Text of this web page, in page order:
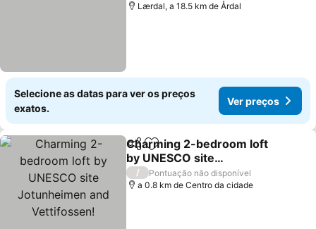
Lærdal, a 18.5 km de Årdal
Selecione as datas para ver os preços
exatos.
Ver preços
PartilharAdicionar aos favoritos
Charming 2-bedroom loft
by UNESCO site
Jotunheimen and
Vettifossen!
/
Pontuação não disponível
a 0.8 km de Centro da cidade